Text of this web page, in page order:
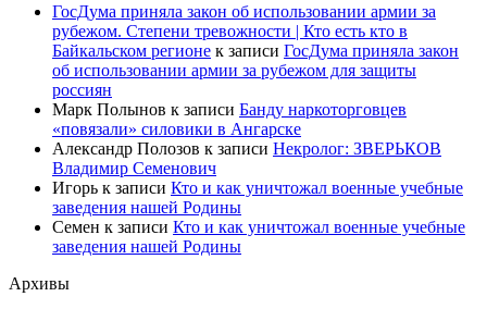
ГосДума приняла закон об использовании армии за
рубежом. Степени тревожности | Кто есть кто в
Байкальском регионе к записи ГосДума приняла закон
об использовании армии за рубежом для защиты
россиян
Марк Полынов к записи Банду наркоторговцев
«повязали» силовики в Ангарске
Александр Полозов к записи Некролог: ЗВЕРЬКОВ
Владимир Семенович
Игорь к записи Кто и как уничтожал военные учебные
заведения нашей Родины
Семен к записи Кто и как уничтожал военные учебные
заведения нашей Родины
Архивы